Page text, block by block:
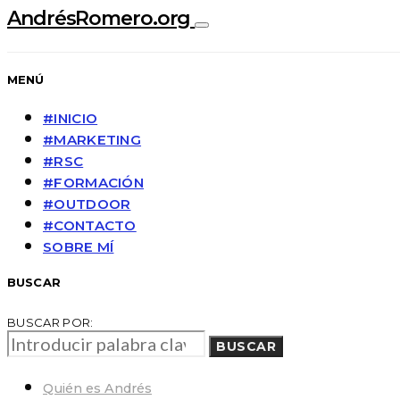
AndrésRomero.org
MENÚ
#INICIO
#MARKETING
#RSC
#FORMACIÓN
#OUTDOOR
#CONTACTO
SOBRE MÍ
BUSCAR
BUSCAR POR:
BUSCAR
Quién es Andrés